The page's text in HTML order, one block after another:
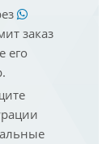
заказ
его